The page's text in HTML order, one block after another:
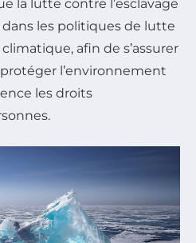
la lutte contre l’esclavage
les politiques de lutte
afin de s’assurer
l’environnement
les droits